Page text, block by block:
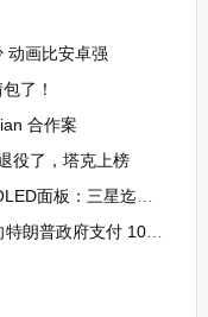
动画比安卓强
了！
合作案
役了，塔克上榜
星迄今为止最好显示屏
付 100 亿美元“中介费”